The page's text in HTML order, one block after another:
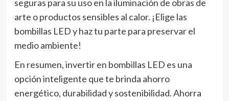
seguras para su uso en la iluminación de obras de
arte o productos sensibles al calor. ¡Elige las
bombillas LED y haz tu parte para preservar el
medio ambiente!
En resumen, invertir en bombillas LED es una
opción inteligente que te brinda ahorro
energético, durabilidad y sostenibilidad. Ahorra